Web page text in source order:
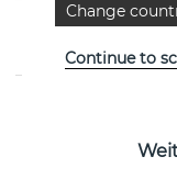
EIGENSCHAFTEN
Change
Continue to